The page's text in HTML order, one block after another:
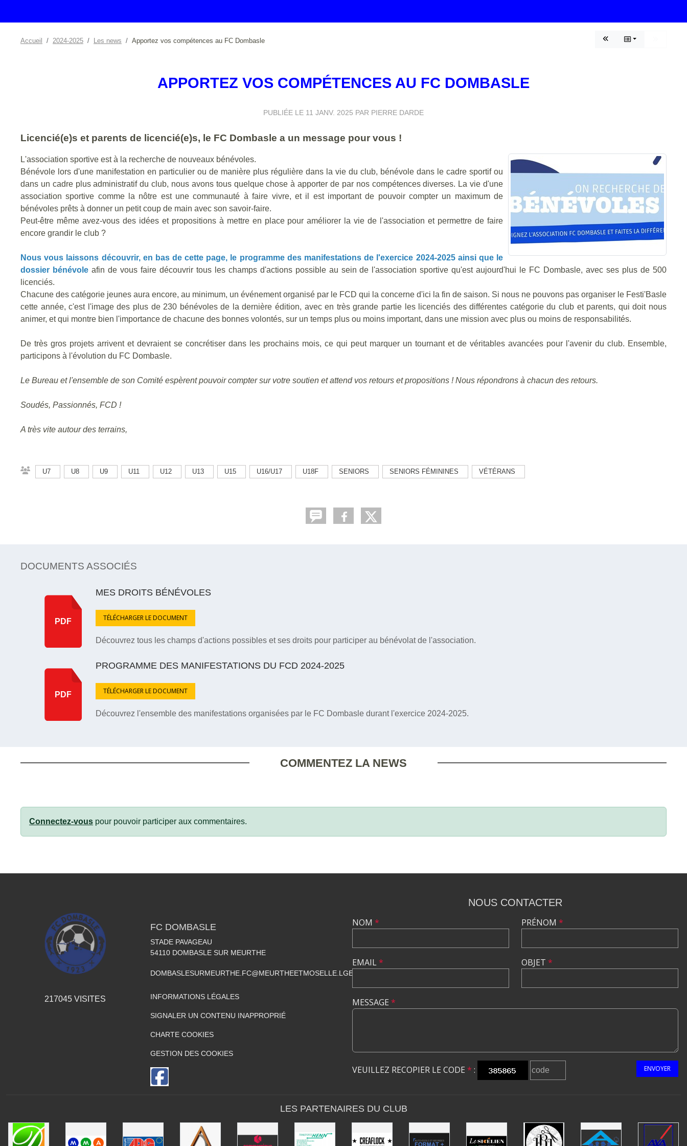
Accueil 2024-2025 Les news Apportez vos compétences au FC Dombasle
APPORTEZ VOS COMPÉTENCES AU FC DOMBASLE
PUBLIÉE LE 11 JANV. 2025 PAR PIERRE DARDE
Licencié(e)s et parents de licencié(e)s, le FC Dombasle a un message pour vous !
L'association sportive est à la recherche de nouveaux bénévoles.
Bénévole lors d'une manifestation en particulier ou de manière plus régulière dans la vie du club, bénévole dans le cadre sportif ou
dans un cadre plus administratif du club, nous avons tous quelque chose à apporter de par nos compétences diverses. La vie d'une
association sportive comme la nôtre est une communauté à faire vivre, et il est important de pouvoir compter un maximum de
bénévoles prêts à donner un petit coup de main avec son savoir-faire.
Peut-être même avez-vous des idées et propositions à mettre en place pour améliorer la vie de l'association et permettre de faire
encore grandir le club ?
Nous vous laissons découvrir, en bas de cette page, le programme des manifestations de l'exercice 2024-2025 ainsi que le
dossier bénévoleafin de vous faire découvrir tous les champs d'actions possible au sein de l'association sportive qu'est aujourd'hui le FC Dombasle, avec ses plus de 500
licenciés.
Chacune des catégorie jeunes aura encore, au minimum, un événement organisé par le FCD qui la concerne d'ici la fin de saison. Si nous ne pouvons pas organiser le Festi'Basle
cette année, c'est l'image des plus de 230 bénévoles de la dernière édition, avec en très grande partie les licenciés des différentes catégorie du club et parents, qui doit nous
animer, et qui montre bien l'importance de chacune des bonnes volontés, sur un temps plus ou moins important, dans une mission avec plus ou moins de responsabilités.
De très gros projets arrivent et devraient se concrétiser dans les prochains mois, ce qui peut marquer un tournant et de véritables avancées pour l'avenir du club. Ensemble,
participons à l'évolution du FC Dombasle.
Le Bureau et l'ensemble de son Comité espèrent pouvoir compter sur votre soutien et attend vos retours et propositions ! Nous répondrons à chacun des retours.
Soudés, Passionnés, FCD !
A très vite autour des terrains,
U7 U8 U9 U11 U12 U13 U15 U16/U17 U18F SENIORS SENIORS FÉMININES VÉTÉRANS
DOCUMENTS ASSOCIÉS
PDF
MES DROITS BÉNÉVOLES
TÉLÉCHARGER LE DOCUMENT
Découvrez tous les champs d'actions possibles et ses droits pour participer au bénévolat de l'association.
PDF
PROGRAMME DES MANIFESTATIONS DU FCD 2024-2025
TÉLÉCHARGER LE DOCUMENT
Découvrez l'ensemble des manifestations organisées par le FC Dombasle durant l'exercice 2024-2025.
COMMENTEZ LA NEWS
Connectez-vous pour pouvoir participer aux commentaires.
217045 VISITES
FC DOMBASLE
STADE PAVAGEAU
54110 DOMBASLE SUR MEURTHE
DOMBASLESURMEURTHE.FC@MEURTHEETMOSELLE.LGEF.FR
INFORMATIONS LÉGALES
SIGNALER UN CONTENU INAPPROPRIÉ
CHARTE COOKIES
GESTION DES COOKIES
NOUS CONTACTER
NOM *
EMAIL*
PRÉNOM *
OBJET *
MESSAGE *
VEUILLEZ RECOPIER LE CODE * : ENVOYER
LES PARTENAIRES DU CLUB